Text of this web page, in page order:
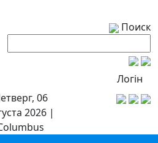
Поиск
Логін
06
2026 |